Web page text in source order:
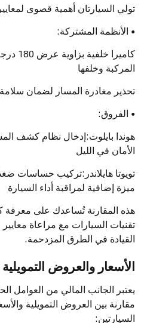
تولي السيارتان أهمية قصوى
• الأنظمة المشتركة:
المركبة وخلفها
تحذير مغادرة المسار لضمان سلامة
• الفروق:
هوندا بايلوت:إدخال نظام كشف
الأمان في الليل
تويوتا هايلاندر:تركيب حساسات
ميزة إضافية لمراقبة أداء السيارة
هذه المقارنة تُساعدك على معرفة
تقنيات السيارات مع مراعاة
القيادة في الطرق المزدحمة.
الأسعار والعروض
يعتبر الجانب المالي من العوامل
مقارنة بين العروض التمويلية
السيارتين: